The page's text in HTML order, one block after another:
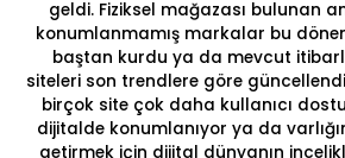
geldi. Fiziksel mağazası bulunan
konumlanmamış markalar bu
baştan kurdu ya da mevcut
siteleri son trendlere göre
birçok site çok daha kullanıcı
dijitalde konumlanıyor ya da
getirmek için dijital dünyanın